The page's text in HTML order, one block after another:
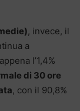
, invece, il
a
l’1,4%
di 30 ore
, con il 90,8%